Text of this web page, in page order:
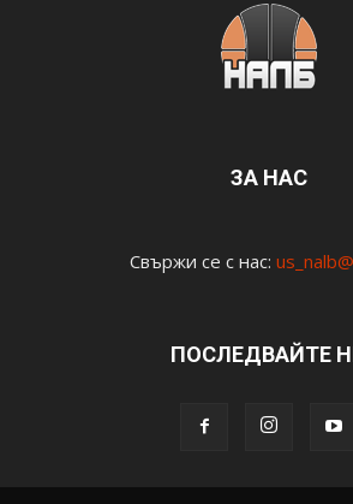
ЗА НАС
Свържи се с нас:
ПОСЛЕДВАЙТЕ